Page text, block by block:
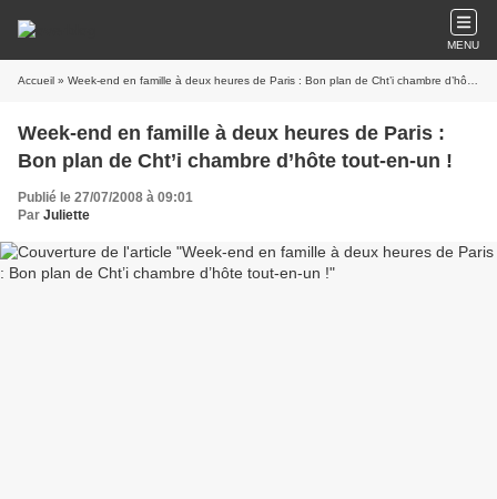
MENU
Accueil » Week-end en famille à deux heures de Paris : Bon plan de Cht’i chambre d’hôte tout-en-un !
Week-end en famille à deux heures de Paris :
Bon plan de Cht’i chambre d’hôte tout-en-un !
Publié le 27/07/2008 à 09:01
Par Juliette